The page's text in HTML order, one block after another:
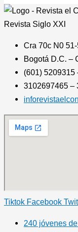
Revista Siglo XXI
Cra 70c N0
Bogotá D.C. –
(601) 5209315
3102697465 –
Tiktok Facebook
240 jóvenes